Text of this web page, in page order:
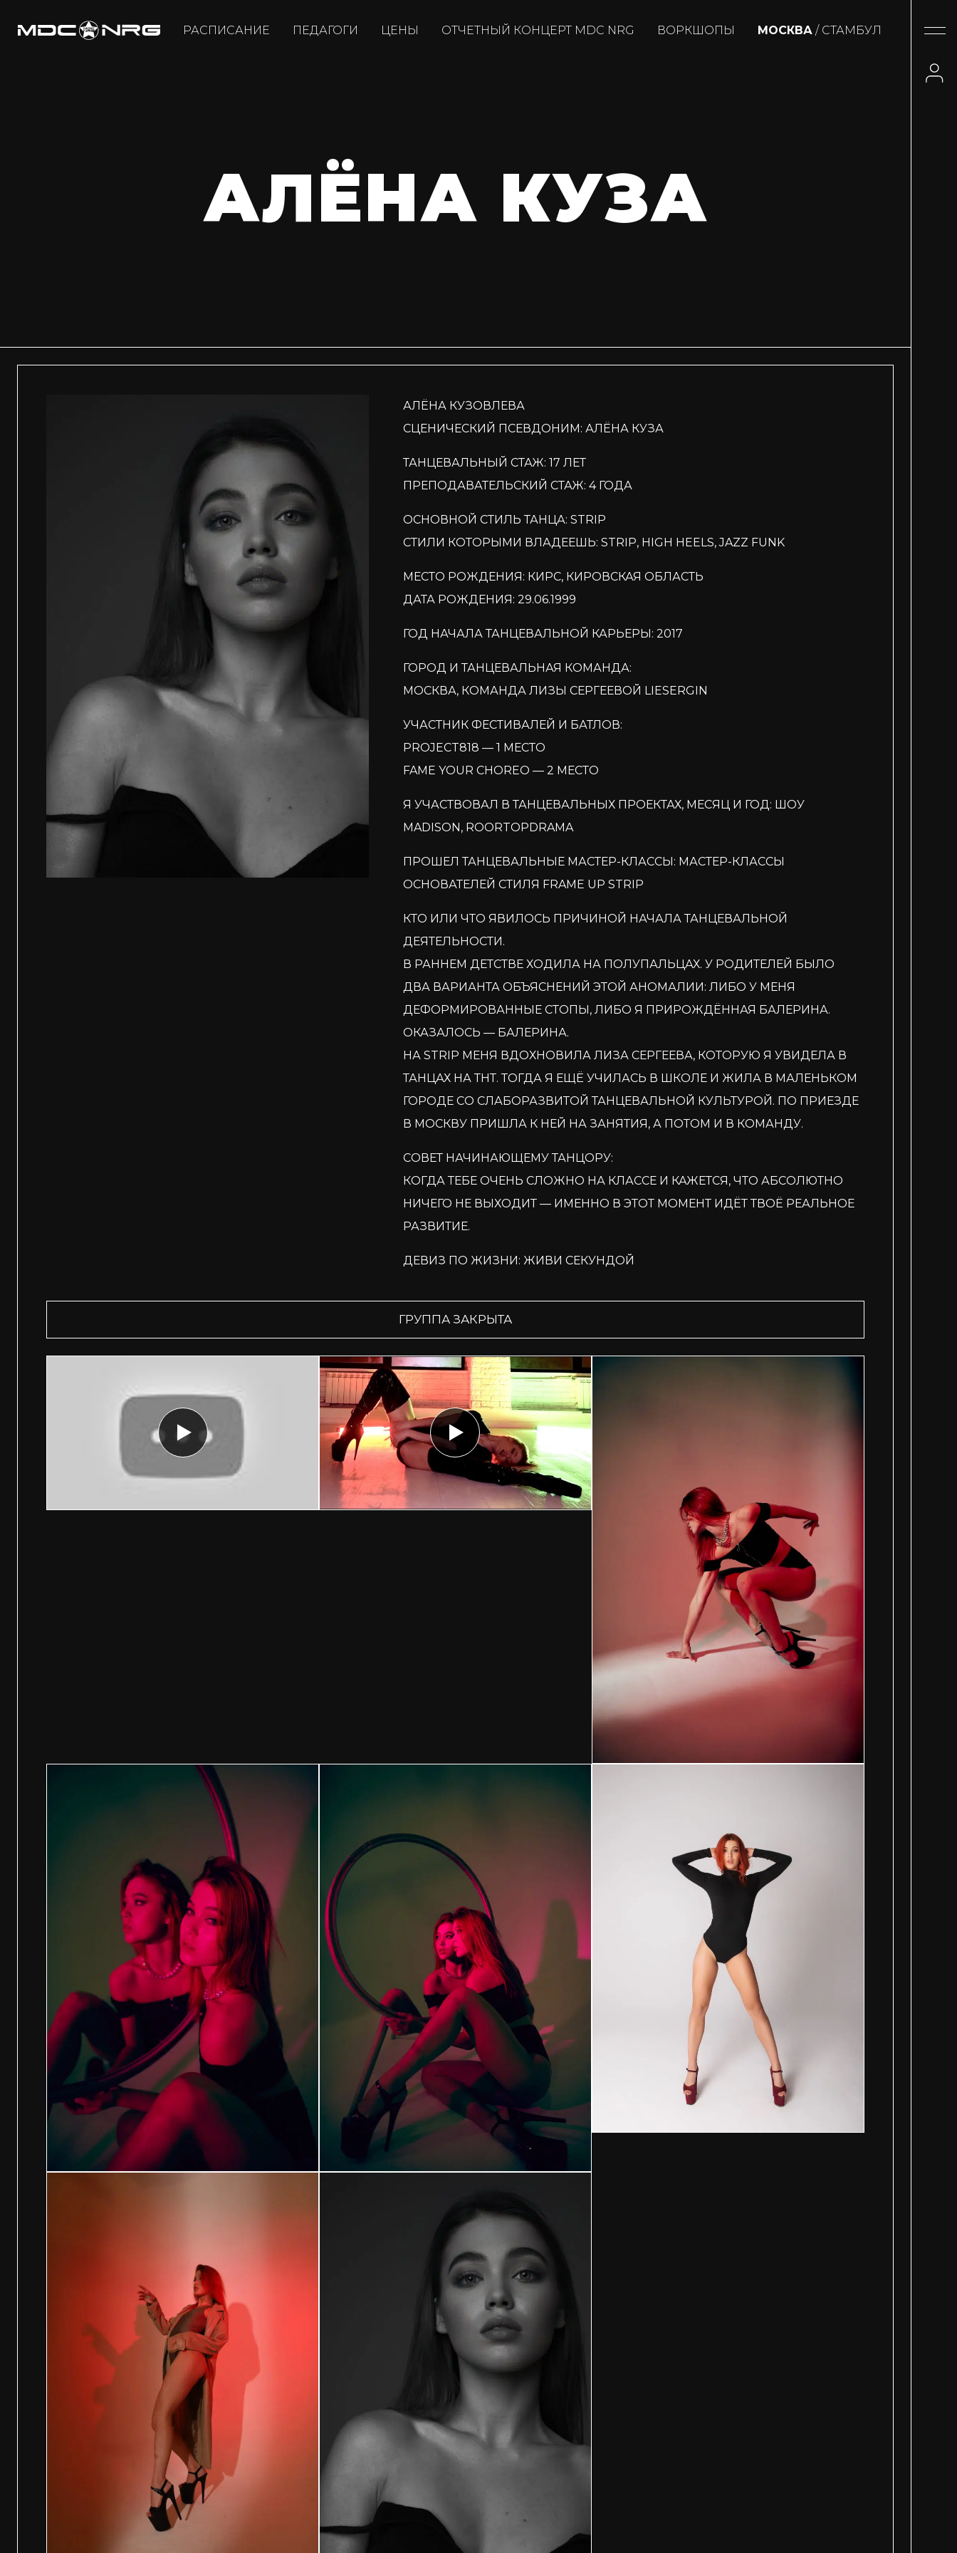
РАСПИСАНИЕ ПЕДАГОГИ ЦЕНЫ ОТЧЕТНЫЙ КОНЦЕРТ MDC NRG ВОРКШОПЫ МОСКВА / СТАМБУЛ
АЛЁНА КУЗА
АЛЁНА КУЗОВЛЕВА
СЦЕНИЧЕСКИЙ ПСЕВДОНИМ: АЛЁНА КУЗА
ТАНЦЕВАЛЬНЫЙ СТАЖ: 17 ЛЕТ
ПРЕПОДАВАТЕЛЬСКИЙ СТАЖ: 4 ГОДА
ОСНОВНОЙ СТИЛЬ ТАНЦА: STRIP
СТИЛИ КОТОРЫМИ ВЛАДЕЕШЬ: STRIP, HIGH HEELS, JAZZ FUNK
МЕСТО РОЖДЕНИЯ: КИРС, КИРОВСКАЯ ОБЛАСТЬ
ДАТА РОЖДЕНИЯ: 29.06.1999
ГОД НАЧАЛА ТАНЦЕВАЛЬНОЙ КАРЬЕРЫ: 2017
ГОРОД И ТАНЦЕВАЛЬНАЯ КОМАНДА:
МОСКВА, КОМАНДА ЛИЗЫ СЕРГЕЕВОЙ LIESERGIN
УЧАСТНИК ФЕСТИВАЛЕЙ И БАТЛОВ:
PROJECT818 — 1 МЕСТО
FAME YOUR CHOREO — 2 МЕСТО
Я УЧАСТВОВАЛ В ТАНЦЕВАЛЬНЫХ ПРОЕКТАХ, МЕСЯЦ И ГОД: ШОУ
MADISON, ROORTOPDRAMA
ПРОШЕЛ ТАНЦЕВАЛЬНЫЕ МАСТЕР-КЛАССЫ: МАСТЕР-КЛАССЫ
ОСНОВАТЕЛЕЙ СТИЛЯ FRAME UP STRIP
КТО ИЛИ ЧТО ЯВИЛОСЬ ПРИЧИНОЙ НАЧАЛА ТАНЦЕВАЛЬНОЙ
ДЕЯТЕЛЬНОСТИ.
В РАННЕМ ДЕТСТВЕ ХОДИЛА НА ПОЛУПАЛЬЦАХ. У РОДИТЕЛЕЙ БЫЛО
ДВА ВАРИАНТА ОБЪЯСНЕНИЙ ЭТОЙ АНОМАЛИИ: ЛИБО У МЕНЯ
ДЕФОРМИРОВАННЫЕ СТОПЫ, ЛИБО Я ПРИРОЖДЁННАЯ БАЛЕРИНА.
ОКАЗАЛОСЬ — БАЛЕРИНА.
НА STRIP МЕНЯ ВДОХНОВИЛА ЛИЗА СЕРГЕЕВА, КОТОРУЮ Я УВИДЕЛА В
ТАНЦАХ НА ТНТ. ТОГДА Я ЕЩЁ УЧИЛАСЬ В ШКОЛЕ И ЖИЛА В МАЛЕНЬКОМ
ГОРОДЕ СО СЛАБОРАЗВИТОЙ ТАНЦЕВАЛЬНОЙ КУЛЬТУРОЙ. ПО ПРИЕЗДЕ
В МОСКВУ ПРИШЛА К НЕЙ НА ЗАНЯТИЯ, А ПОТОМ И В КОМАНДУ.
СОВЕТ НАЧИНАЮЩЕМУ ТАНЦОРУ:
КОГДА ТЕБЕ ОЧЕНЬ СЛОЖНО НА КЛАССЕ И КАЖЕТСЯ, ЧТО АБСОЛЮТНО
НИЧЕГО НЕ ВЫХОДИТ — ИМЕННО В ЭТОТ МОМЕНТ ИДЁТ ТВОЁ РЕАЛЬНОЕ
РАЗВИТИЕ.
ДЕВИЗ ПО ЖИЗНИ: ЖИВИ СЕКУНДОЙ
ГРУППА ЗАКРЫТА